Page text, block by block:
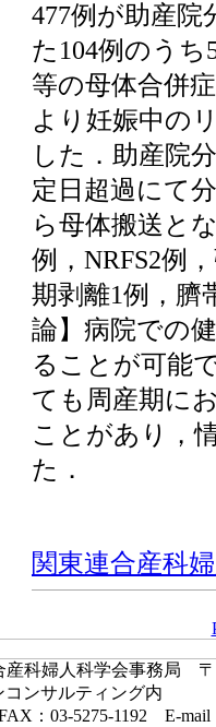
477例が助産
た104例のうち
等の母体合併
より妊娠中の
した．助産院
定日超過にて
ら母体搬送と
例，NRFS2例
期剥離1例，臍
論】病院での
ることが可能
ても周産期に
ことがあり，
た．
関東連合産科
科婦人科学会事務局 〒
ンサルティング内
：03-5275-1192 E-mail